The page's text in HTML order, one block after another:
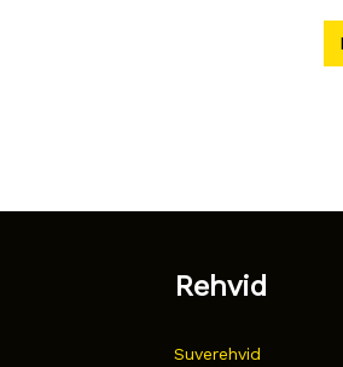
Rehvid
Suverehvid